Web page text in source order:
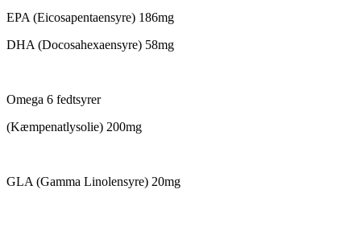
EPA (Eicosapentaensyre) 186mg
DHA (Docosahexaensyre) 58mg
Omega 6 fedtsyrer
(Kæmpenatlysolie) 200mg
GLA (Gamma Linolensyre) 20mg